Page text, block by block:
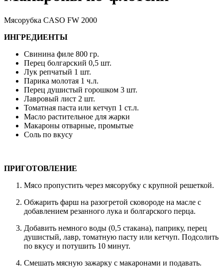
Мясорубка CASO FW 2000
ИНГРЕДИЕНТЫ
Свинина филе 800 гр.
Перец болгарский 0,5 шт.
Лук репчатый 1 шт.
Парика молотая 1 ч.л.
Перец душистый горошком 3 шт.
Лавровый лист 2 шт.
Томатная паста или кетчуп 1 ст.л.
Масло растительное для жарки
Макароны отварные, промытые
Соль по вкусу
ПРИГОТОВЛЕНИЕ
Мясо пропустить через мясорубку с крупной решеткой.
Обжарить фарш на разогретой сковороде на масле с
добавлением резанного лука и болгарского перца.
Добавить немного воды (0,5 стакана), паприку, перец
душистый, лавр, томатную пасту или кетчуп. Подсолить
по вкусу и потушить 10 минут.
Смешать мясную зажарку с макаронами и подавать.